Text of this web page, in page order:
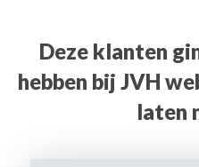
Deze klanten
hebben bij JVH
laten